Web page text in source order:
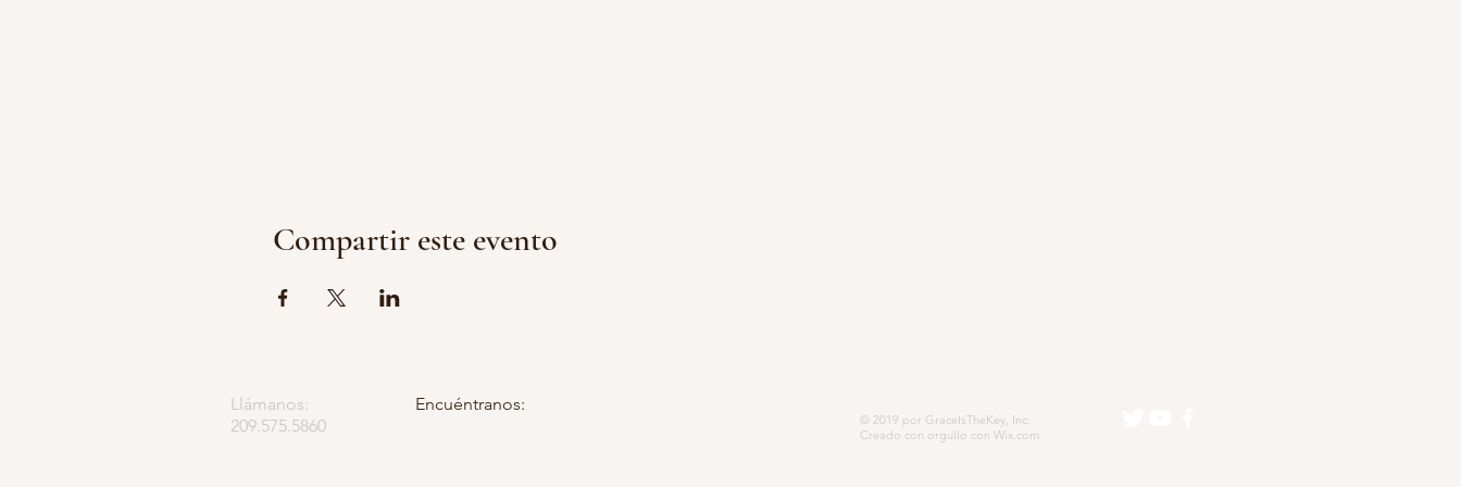
Compartir este evento
© 2019 por GraceIsTheKey, Inc.
Creado con orgullo con Wix.com
Llámanos:
209.575.5860
Encuéntranos: